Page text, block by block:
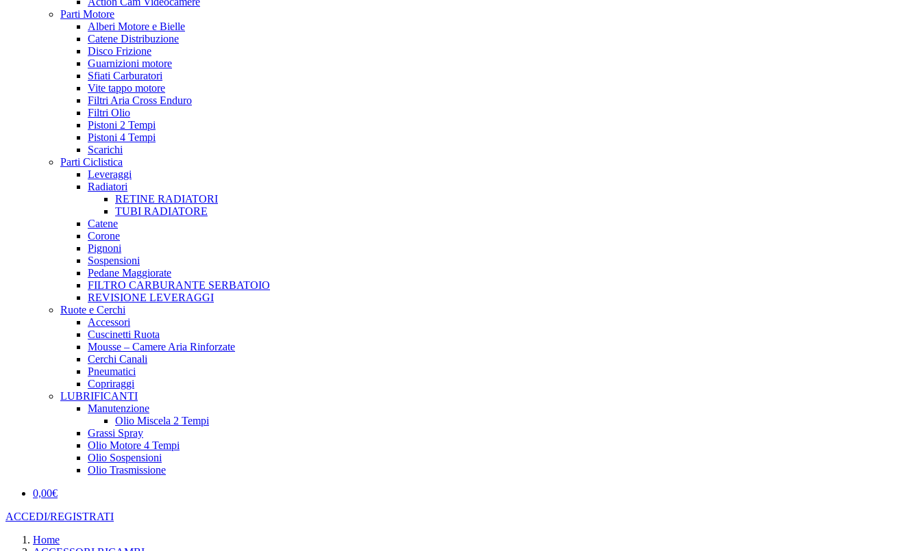
Parti Motore
Alberi Motore e Bielle
Catene Distribuzione
Disco Frizione
Guarnizioni motore
Sfiati Carburatori
Vite tappo motore
Filtri Aria Cross Enduro
Filtri Olio
Pistoni 2 Tempi
Pistoni 4 Tempi
Scarichi
Parti Ciclistica
Leveraggi
Radiatori
RETINE RADIATORI
TUBI RADIATORE
Catene
Corone
Pignoni
Sospensioni
Pedane Maggiorate
FILTRO CARBURANTE SERBATOIO
REVISIONE LEVERAGGI
Ruote e Cerchi
Accessori
Cuscinetti Ruota
Mousse – Camere Aria Rinforzate
Cerchi Canali
Pneumatici
Copriraggi
LUBRIFICANTI
Manutenzione
Olio Miscela 2 Tempi
Grassi Spray
Olio Motore 4 Tempi
Olio Sospensioni
Olio Trasmissione
0,00€
ACCEDI/REGISTRATI
Home